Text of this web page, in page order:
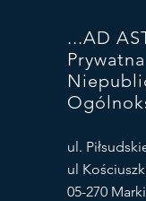
...AD
ul.
ul
05-270 Marki